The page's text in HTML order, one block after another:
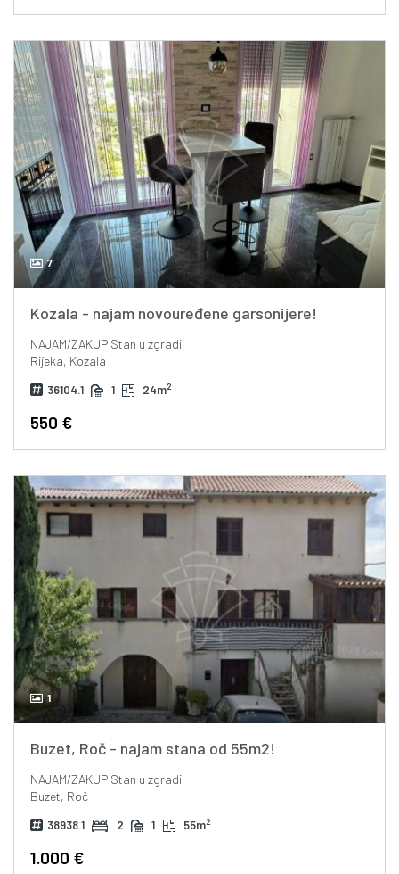
7
Kozala - najam novouređene garsonijere!
NAJAM/ZAKUPStan u zgradi
Rijeka, Kozala
36104.1 1 24m2
550 €
1
Buzet, Roč - najam stana od 55m2!
NAJAM/ZAKUPStan u zgradi
Buzet, Roč
38938.1 2 1 55m2
1.000 €